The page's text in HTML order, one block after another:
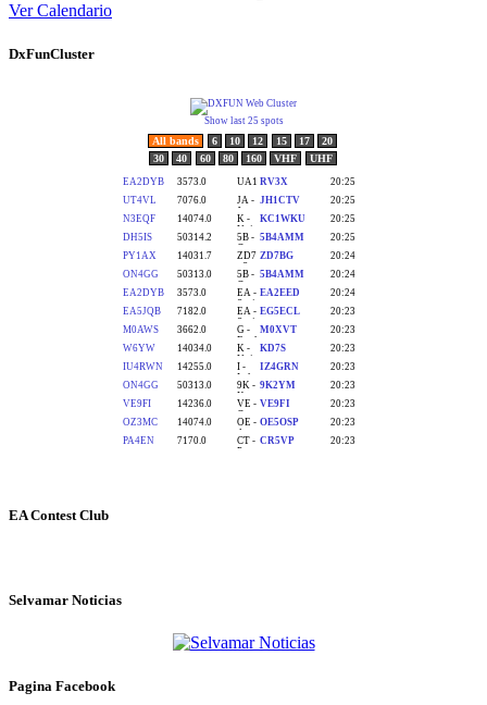
Ver Calendario
DxFunCluster
EA Contest Club
Selvamar Noticias
Pagina Facebook